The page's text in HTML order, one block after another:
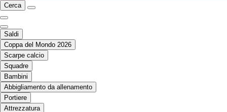
Cerca
Saldi
Coppa del Mondo 2026
Scarpe calcio
Squadre
Bambini
Abbigliamento da allenamento
Portiere
Attrezzatura